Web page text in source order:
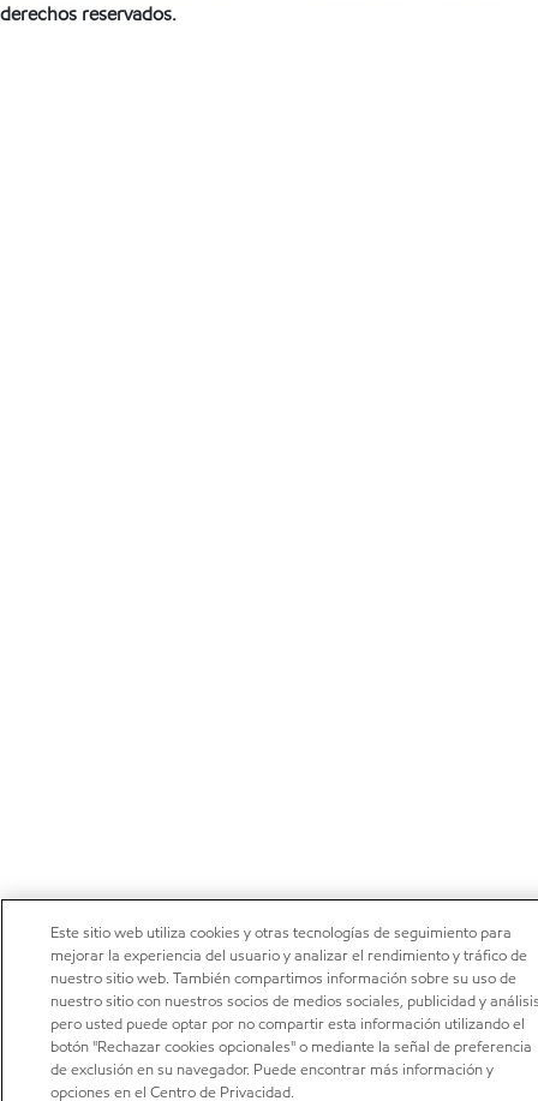
derechos reservados.
Este sitio web utiliza cookies y otras tecnologías de seguimiento para
mejorar la experiencia del usuario y analizar el rendimiento y tráfico de
nuestro sitio web. También compartimos información sobre su uso de
nuestro sitio con nuestros socios de medios sociales, publicidad y
pero usted puede optar por no compartir esta información utilizando el
botón "Rechazar cookies opcionales" o mediante la señal de preferencia
de exclusión en su navegador. Puede encontrar más información y
opciones en el Centro de Privacidad.